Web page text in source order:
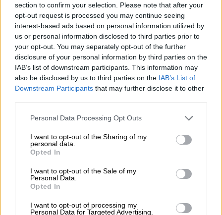
section to confirm your selection. Please note that after your
opt-out request is processed you may continue seeing
interest-based ads based on personal information utilized by
us or personal information disclosed to third parties prior to
your opt-out. You may separately opt-out of the further
disclosure of your personal information by third parties on the
IAB’s list of downstream participants. This information may
also be disclosed by us to third parties on the IAB’s List of
Downstream Participants that may further disclose it to other
Please note that this website/app uses one or more Google
not limited to your visit or usage behaviour. You may click to
grant or deny consent to Google and its third-party tags to
use your data for below specified purposes in below Google
consent section.
Personal Data Processing Opt Outs
I want to opt-out of the Sharing of my
personal data.
Opted In
I want to opt-out of the Sale of my
Personal Data.
Opted In
I want to opt-out of processing my
Personal Data for Targeted Advertising.
Η εφημερίδα «Ελεύθερος Ανθρωπος» την 1η Φεβρουαρίου
1933. Για 40 ημέρες το ιστιοφόρο «Καλλιόπη» θεωρούνται
Δεν άντεξε η «Καλλιόπη»
Μετά την εφιαλτική νύχτα και την ενίσχυση
του καιρού η «Καλλιόπη» δεν άντεξε.
Σχίστηκαν τα πανιά και έσπασε το πρωραίο
περιέγραφαν οι ναυαγοί που απλά περίμεναν